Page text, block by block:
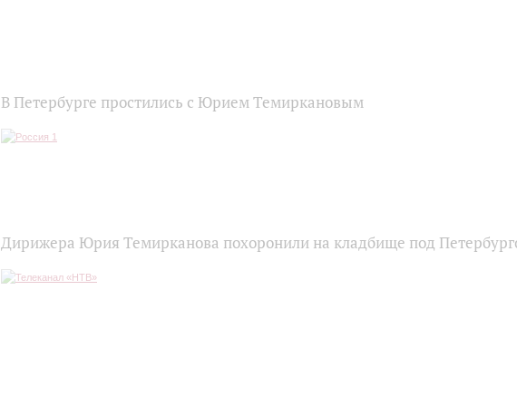
В Петербурге простились с Юрием Темиркановым
Дирижера Юрия Темирканова похоронили на кладбище под